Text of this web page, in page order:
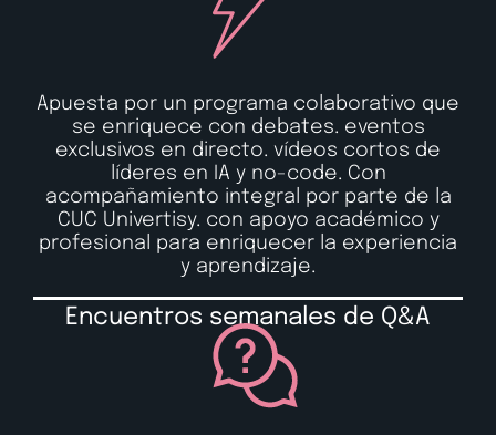
Apuesta por un programa colaborativo que
se enriquece con debates. eventos
exclusivos en directo. vídeos cortos de
líderes en IA y no-code. Con
acompañamiento integral por parte de la
CUC Univertisy. con apoyo académico y
profesional para enriquecer la experiencia
y aprendizaje.
Encuentros semanales de Q&A